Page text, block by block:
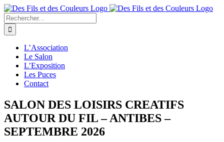
Passer
au
contenu
Rechercher:
L’Association
Le Salon
L’Exposition
Les Puces
Contact
SALON DES LOISIRS CREATIFS
AUTOUR DU FIL – ANTIBES –
SEPTEMBRE 2026